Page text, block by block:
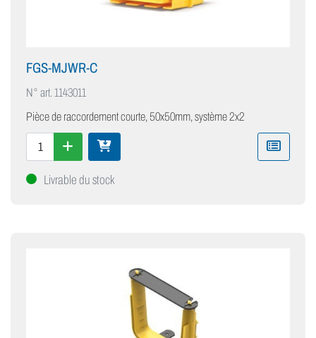
FGS-MJWR-C
N° art.1143011
Pièce de raccordement courte, 50x50mm, système 2x2
Livrable du stock